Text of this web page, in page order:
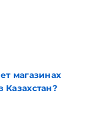
магазинах